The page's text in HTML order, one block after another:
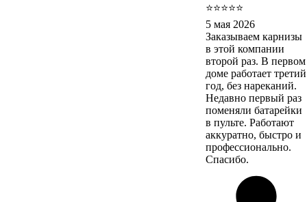
⭐⭐⭐⭐⭐
5 мая 2026
Заказываем карнизы
в этой компании
второй раз. В первом
доме работает третий
год, без нареканий.
Недавно первый раз
поменяли батарейки
в пульте. Работают
аккуратно, быстро и
профессионально.
Спасибо.